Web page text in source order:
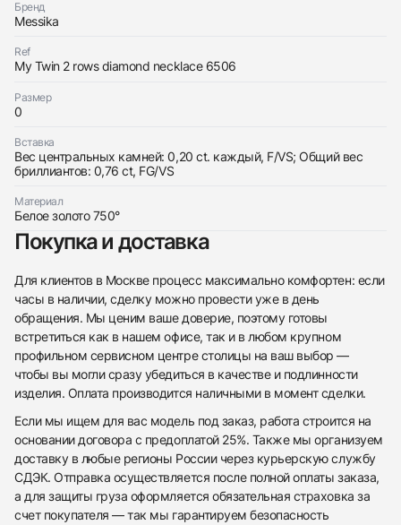
Бренд
Messika
Ref
My Twin 2 rows diamond necklace 6506
Размер
0
Вставка
Вес центральных камней: 0,20 ct. каждый, F/VS; Общий вес
бриллиантов: 0,76 ct, FG/VS
Материал
Белое золото 750°
Покупка и доставка
Для клиентов в Москве процесс максимально комфортен: если
часы в наличии, сделку можно провести уже в день
обращения. Мы ценим ваше доверие, поэтому готовы
встретиться как в нашем офисе, так и в любом крупном
профильном сервисном центре столицы на ваш выбор —
чтобы вы могли сразу убедиться в качестве и подлинности
изделия. Оплата производится наличными в момент сделки.
Если мы ищем для вас модель под заказ, работа строится на
основании договора с предоплатой 25%. Также мы организуем
доставку в любые регионы России через курьерскую службу
СДЭК. Отправка осуществляется после полной оплаты заказа,
а для защиты груза оформляется обязательная страховка за
счет покупателя — так мы гарантируем безопасность
Оставьте ваши контактные данные и мы свяжемся
с вами
Новые
Отправить заявку
Трейд-ин часов
с вами
Messika
Колье My Twin 2 Rows
Приложите фото ваших часов…
Отправить заявку